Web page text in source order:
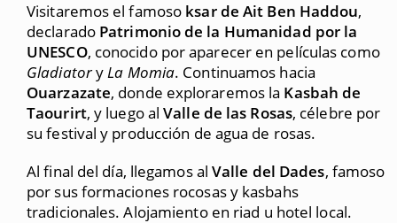
Visitaremos el famoso ksar de Ait Ben Haddou,
declarado Patrimonio de la Humanidad por la
UNESCO, conocido por aparecer en películas como
GladiatoryLa Momia. Continuamos hacia
Ouarzazate, donde exploraremos la Kasbah de
Taourirt, y luego alValle de las Rosas, célebre por
su festival y producción de agua de rosas.
Al final del día, llegamos al Valle del Dades, famoso
por sus formaciones rocosas y kasbahs
tradicionales. Alojamiento en riad u hotel local.